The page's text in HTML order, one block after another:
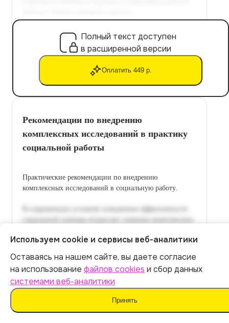
Полный текст доступен
в расширенной версии
Оплатить 449 р.
Рекомендации по внедрению
комплексных исследований в практику
социальной работы
Практические рекомендации по внедрению
комплексных исследований в социальную работу.
Итог:449р.
Оплатить
Используем cookie и сервисы веб-аналитики
Оставаясь на нашем сайте, вы даете согласие
на использование файлов cookies и сбор данных
системами веб-аналитики
Принять